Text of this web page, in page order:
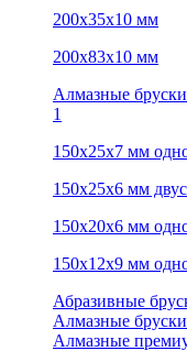
200х35х10 мм
200х83х10 мм
Алмазные
1
150х25х7 мм
150х25х6 мм
150х20х6 мм
150х12х9 мм
Абразивные
Алмазные
Алмазные